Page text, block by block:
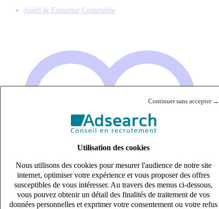
Continuer sans accepter →
Utilisation des cookies
Nous utilisons des cookies pour mesurer l'audience de notre site
internet, optimiser votre expérience et vous proposer des offres
susceptibles de vous intéresser. Au travers des menus ci-dessous,
vous pouvez obtenir un détail des finalités de traitement de vos
données personnelles et exprimer votre consentement ou votre refus
Audit & Expertise Comptable